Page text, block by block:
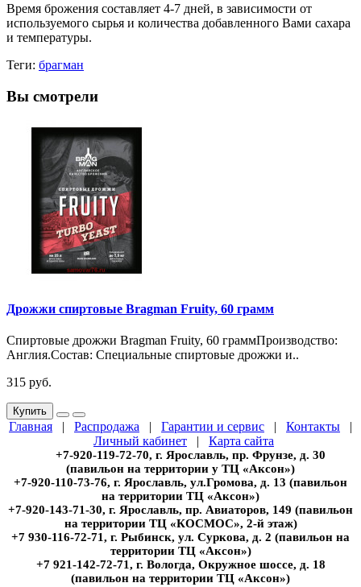
Время брожения составляет 4-7 дней, в зависимости от
используемого сырья и количества добавленного Вами сахара
и температуры.
Теги: брагман
Вы смотрели
Дрожжи спиртовые Bragman Fruity, 60 грамм
Спиртовые дрожжи Bragman Fruity, 60 граммПроизводство:
Англия.Состав: Специальные спиртовые дрожжи и..
315 руб.
Купить
Главная | Распродажа | Гарантии и сервис | Контакты |
Личный кабинет | Карта сайта
+7-920-119-72-70, г. Ярославль, пр. Фрунзе, д. 30
(павильон на территории у ТЦ «Аксон»)
+7-920-110-73-76, г. Ярославль, ул.Громова, д. 13 (павильон
на территории ТЦ «Аксон»)
+7-920-143-71-30, г. Ярославль, пр. Авиаторов, 149 (павильон
на территории ТЦ «КОСМОС», 2-й этаж)
+7 930-116-72-71, г. Рыбинск, ул. Суркова, д. 2 (павильон на
территории ТЦ «Аксон»)
+7 921-142-72-71, г. Вологда, Окружное шоссе, д. 18
(павильон на территории ТЦ «Аксон»)